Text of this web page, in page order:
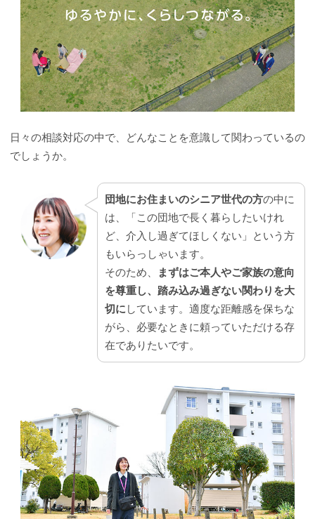
日々の相談対応の中で、どんなことを意識して関わっているの
でしょうか。
団地にお住まいのシニア世代の方の中に
は、「この団地で長く暮らしたいけれ
ど、介入し過ぎてほしくない」という方
もいらっしゃいます。
そのため、
まずはご本人やご家族の意向
を尊重し、踏み込み過ぎない関わりを大
切に しています。適度な距離感を保ちな
がら、必要なときに頼っていただける存
在でありたいです。